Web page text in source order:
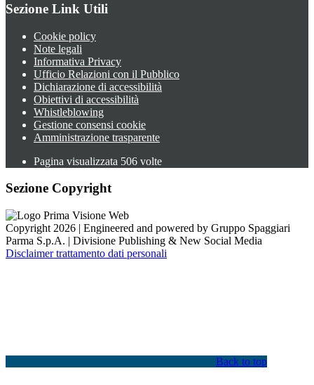
Sezione Link Utili
Cookie policy
Note legali
Informativa Privacy
Ufficio Relazioni con il Pubblico
Dichiarazione di accessibilità
Obiettivi di accessibilità
Whistleblowing
Gestione consensi cookie
Amministrazione trasparente
Pagina visualizzata 506 volte
Sezione Copyright
Copyright 2026 | Engineered and powered by Gruppo Spaggiari
Parma S.p.A. | Divisione Publishing & New Social Media
Disclaimer trattamento dati personali
Back to top